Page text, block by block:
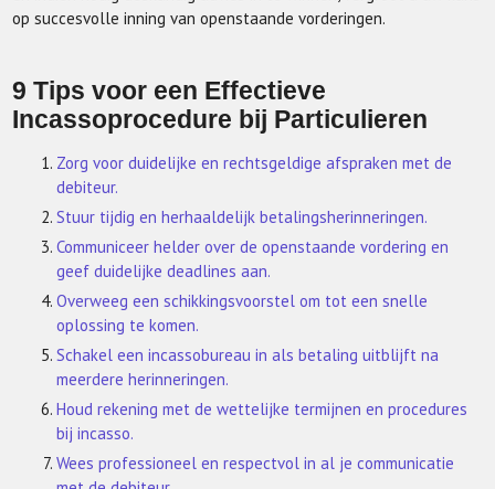
op succesvolle inning van openstaande vorderingen.
9 Tips voor een Effectieve
Incassoprocedure bij Particulieren
Zorg voor duidelijke en rechtsgeldige afspraken met de
debiteur.
Stuur tijdig en herhaaldelijk betalingsherinneringen.
Communiceer helder over de openstaande vordering en
geef duidelijke deadlines aan.
Overweeg een schikkingsvoorstel om tot een snelle
oplossing te komen.
Schakel een incassobureau in als betaling uitblijft na
meerdere herinneringen.
Houd rekening met de wettelijke termijnen en procedures
bij incasso.
Wees professioneel en respectvol in al je communicatie